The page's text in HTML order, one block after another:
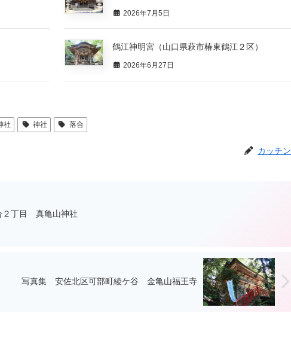
2026年7月5日
鶴江神明宮（山口県萩市椿東鶴江２区）
2026年6月27日
社 神社 落合
カッチン
丁目 真亀山神社
写真集 安佐北区可部町綾ケ谷 金亀山福王寺